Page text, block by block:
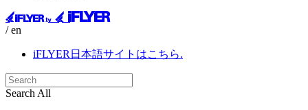
/ en
iFLYER日本語サイトはこちら.
Search All